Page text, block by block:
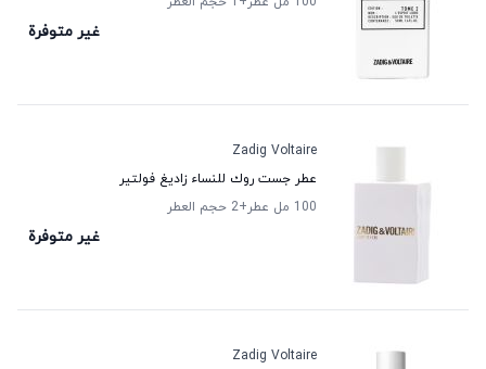
غير متوفرة
Zadig Voltaire
عطر جست روك للنساء زاديغ فولتير
100 مل عطر
+2 حجم العطر
غير متوفرة
Zadig Voltaire